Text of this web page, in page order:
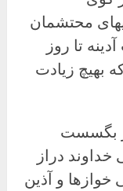
محتشمان
تا روز
بهیچ زیادت
بگسست
دراز
خوازها و آذین